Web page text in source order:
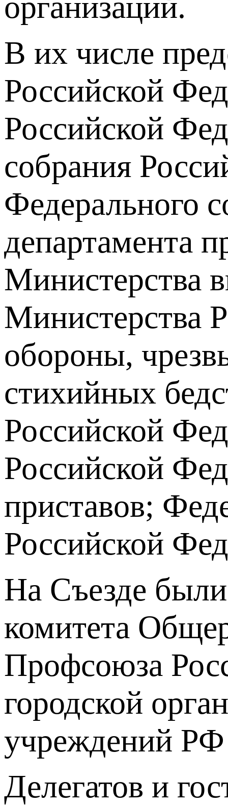
В их числе
Российской
Российской
собрания
Федерального
департамента
Министерства
Министерства
обороны,
стихийных
Российской
Российской
приставов;
Российской
На Съезде
комитета
Профсоюза
городской
учреждений РФ
Делегатов и